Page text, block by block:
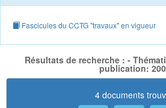
Fascicules du CCTG "travaux" en vigueur
Résultats de recherche : -
publication:
4 documents